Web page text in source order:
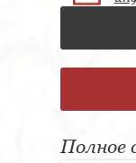
Полное